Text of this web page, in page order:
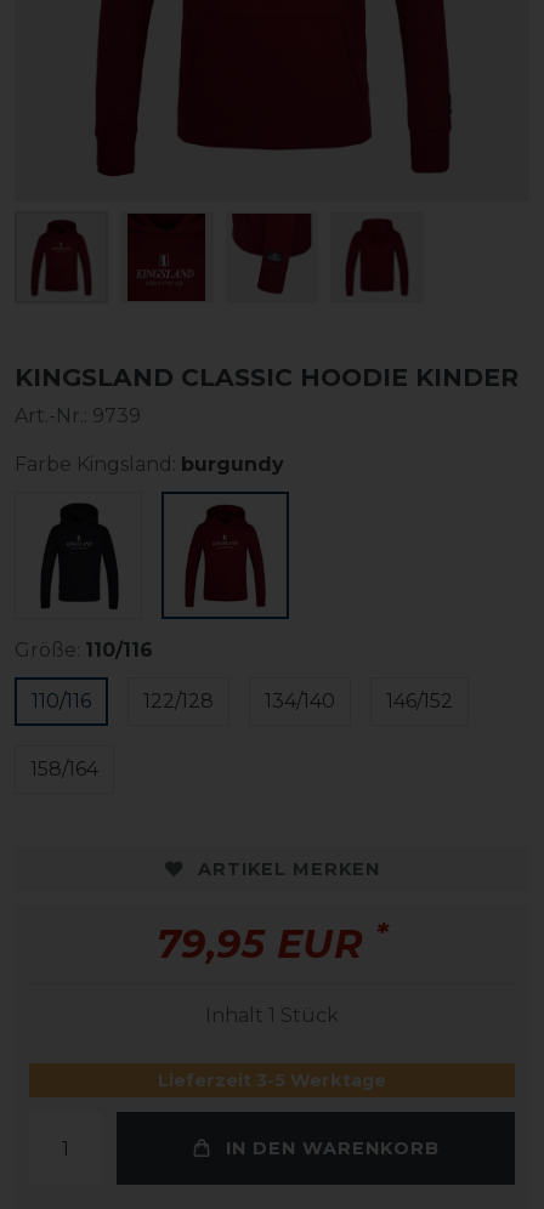
KINGSLAND CLASSIC HOODIE KINDER
Art.-Nr.: 9739
Farbe Kingsland: burgundy
Größe: 110/116
110/116 122/128 134/140 146/152
158/164
ARTIKEL MERKEN
79,95 EUR *
Inhalt 1 Stück
Lieferzeit 3-5 Werktage
IN DEN WARENKORB